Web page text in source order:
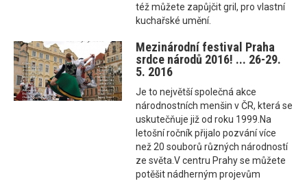
též můžete zapůjčit gril, pro vlastní
kuchařské umění.
Mezinárodní festival Praha
srdce národů 2016! ... 26-29.
5. 2016
Je to největší společná akce
národnostních menšin v ČR, která se
uskutečňuje již od roku 1999.Na
letošní ročník přijalo pozvání více
než 20 souborů různých národností
ze světa.V centru Prahy se můžete
potěšit nádherným projevům